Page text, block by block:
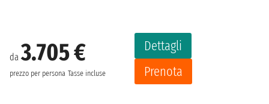
da3.705 €
prezzo per persona Tasse incluse
Dettagli
Prenota